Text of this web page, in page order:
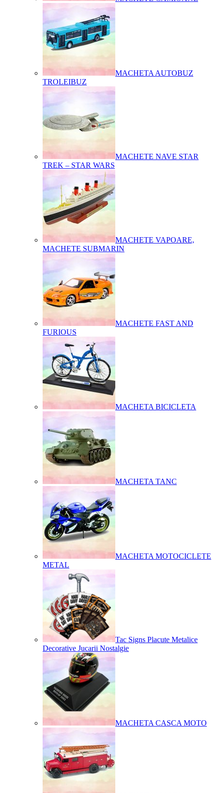
MACHETA AUTOBUZ
TROLEIBUZ
MACHETE NAVE STAR
TREK – STAR WARS
MACHETE VAPOARE,
MACHETE SUBMARIN
MACHETE FAST AND
FURIOUS
MACHETA BICICLETA
MACHETA TANC
MACHETA MOTOCICLETE
METAL
Tac Signs Placute Metalice
Decorative Jucarii Nostalgie
MACHETA CASCA MOTO